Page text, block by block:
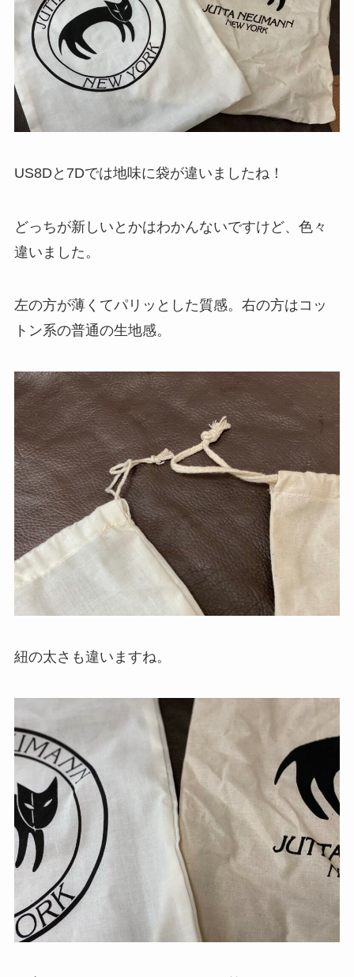
US8Dと7Dでは地味に袋が違いましたね！
どっちが新しいとかはわかんないですけど、色々
違いました。
左の方が薄くてパリッとした質感。右の方はコッ
トン系の普通の生地感。
紐の太さも違いますね。